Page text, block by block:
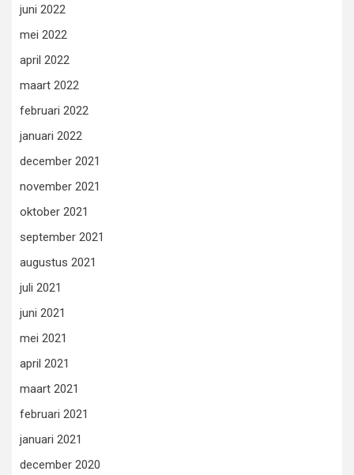
juni 2022
mei 2022
april 2022
maart 2022
februari 2022
januari 2022
december 2021
november 2021
oktober 2021
september 2021
augustus 2021
juli 2021
juni 2021
mei 2021
april 2021
maart 2021
februari 2021
januari 2021
december 2020